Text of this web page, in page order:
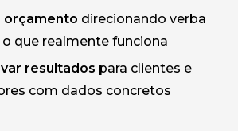
orçamento direcionando verba
o que realmente funciona
resultados para clientes e
com dados concretos